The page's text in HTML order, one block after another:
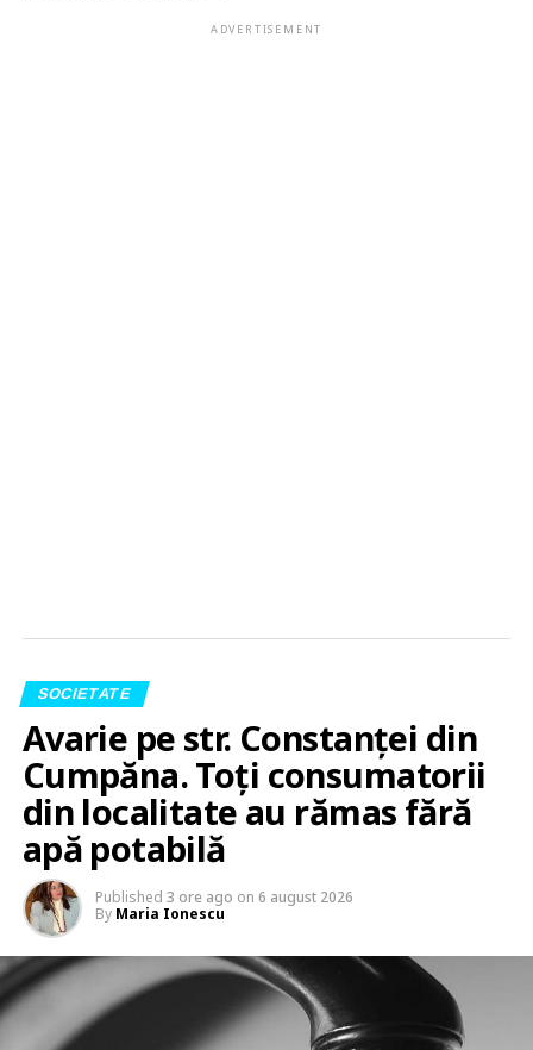
ADVERTISEMENT
SOCIETATE
Avarie pe str. Constanței din
Cumpăna. Toți consumatorii
din localitate au rămas fără
apă potabilă
Published 3 ore ago on 6 august 2026
By Maria Ionescu